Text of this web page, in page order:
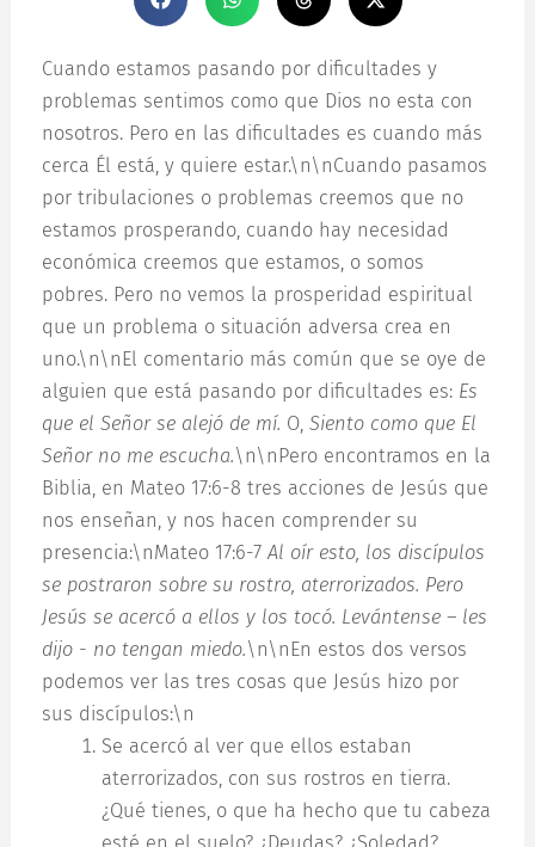
Cuando estamos pasando por dificultades y
problemas sentimos como que Dios no esta con
nosotros. Pero en las dificultades es cuando más
cerca Él está, y quiere estar.\n\nCuando pasamos
por tribulaciones o problemas creemos que no
estamos prosperando, cuando hay necesidad
económica creemos que estamos, o somos
pobres. Pero no vemos la prosperidad espiritual
que un problema o situación adversa crea en
uno.\n\nEl comentario más común que se oye de
alguien que está pasando por dificultades es: Es
que el Señor se alejó de mí. O,Siento como que El
Señor no me escucha.\n\nPero encontramos en la
Biblia, en Mateo 17:6-8 tres acciones de Jesús que
nos enseñan, y nos hacen comprender su
presencia:\nMateo 17:6-7Al oír esto, los discípulos
se postraron sobre su rostro, aterrorizados. Pero
Jesús se acercó a ellos y los tocó. Levántense – les
dijo - no tengan miedo.\n\nEn estos dos versos
podemos ver las tres cosas que Jesús hizo por
sus discípulos:\n
Se acercó al ver que ellos estaban
aterrorizados, con sus rostros en tierra.
¿Qué tienes, o que ha hecho que tu cabeza